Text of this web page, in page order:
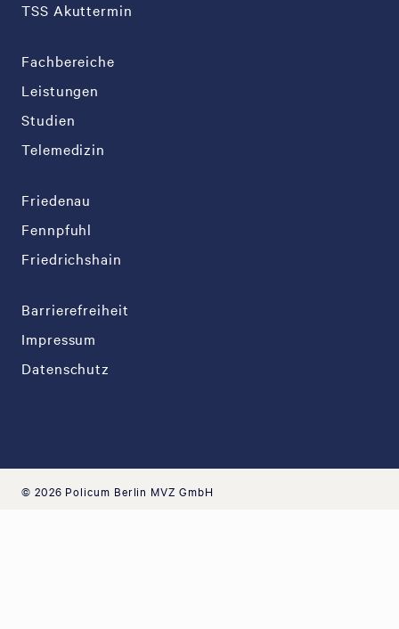
TSS Akuttermin
Fachbereiche
Leistungen
Studien
Telemedizin
Friedenau
Fennpfuhl
Friedrichshain
Barrierefreiheit
Impressum
Datenschutz
© 2026 Policum Berlin MVZ GmbH